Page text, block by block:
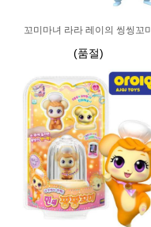
꼬미마녀 라라 레이의 씽씽꼬미
(품절)